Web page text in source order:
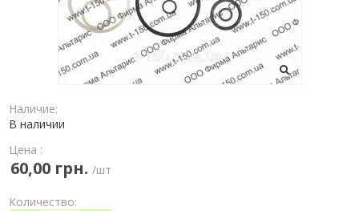
Наличие:
В наличии
Цена :
60,00 грн. /шт
Количество: